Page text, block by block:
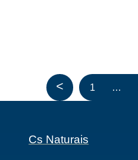
< 1 …
Cs Naturais